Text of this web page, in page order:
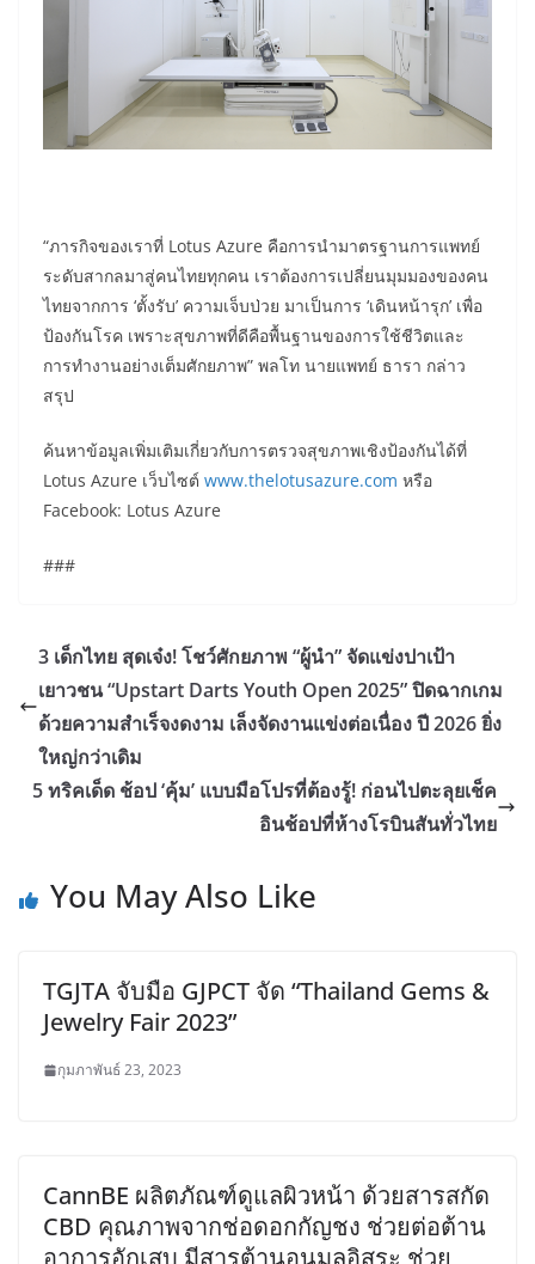
“ภารกิจของเราที่ Lotus Azure คือการนำมาตรฐานการแพทย์
ระดับสากลมาสู่คนไทยทุกคน เราต้องการเปลี่ยนมุมมองของคน
ไทยจากการ ‘ตั้งรับ’ ความเจ็บป่วย มาเป็นการ ‘เดินหน้ารุก’ เพื่อ
ป้องกันโรค เพราะสุขภาพที่ดีคือพื้นฐานของการใช้ชีวิตและ
การทำงานอย่างเต็มศักยภาพ” พลโท นายแพทย์ ธารา กล่าว
สรุป
ค้นหาข้อมูลเพิ่มเติมเกี่ยวกับการตรวจสุขภาพเชิงป้องกันได้ที่
Lotus Azure เว็บไซต์ www.thelotusazure.com หรือ
Facebook: Lotus Azure
###
3 เด็กไทย สุดเจ๋ง! โชว์ศักยภาพ “ผู้นำ” จัดแข่งปาเป้า
เยาวชน “Upstart Darts Youth Open 2025” ปิดฉากเกม
ด้วยความสำเร็จงดงาม เล็งจัดงานแข่งต่อเนื่อง ปี 2026 ยิ่ง
ใหญ่กว่าเดิม
5 ทริคเด็ด ช้อป ‘คุ้ม’ แบบมือโปรที่ต้องรู้! ก่อนไปตะลุยเช็ค
อินช้อปที่ห้างโรบินสันทั่วไทย
You May Also Like
TGJTA จับมือ GJPCT จัด “Thailand Gems &
Jewelry Fair 2023”
กุมภาพันธ์ 23, 2023
CannBE ผลิตภัณฑ์ดูแลผิวหน้า ด้วยสารสกัด
CBD คุณภาพจากช่อดอกกัญชง ช่วยต่อต้าน